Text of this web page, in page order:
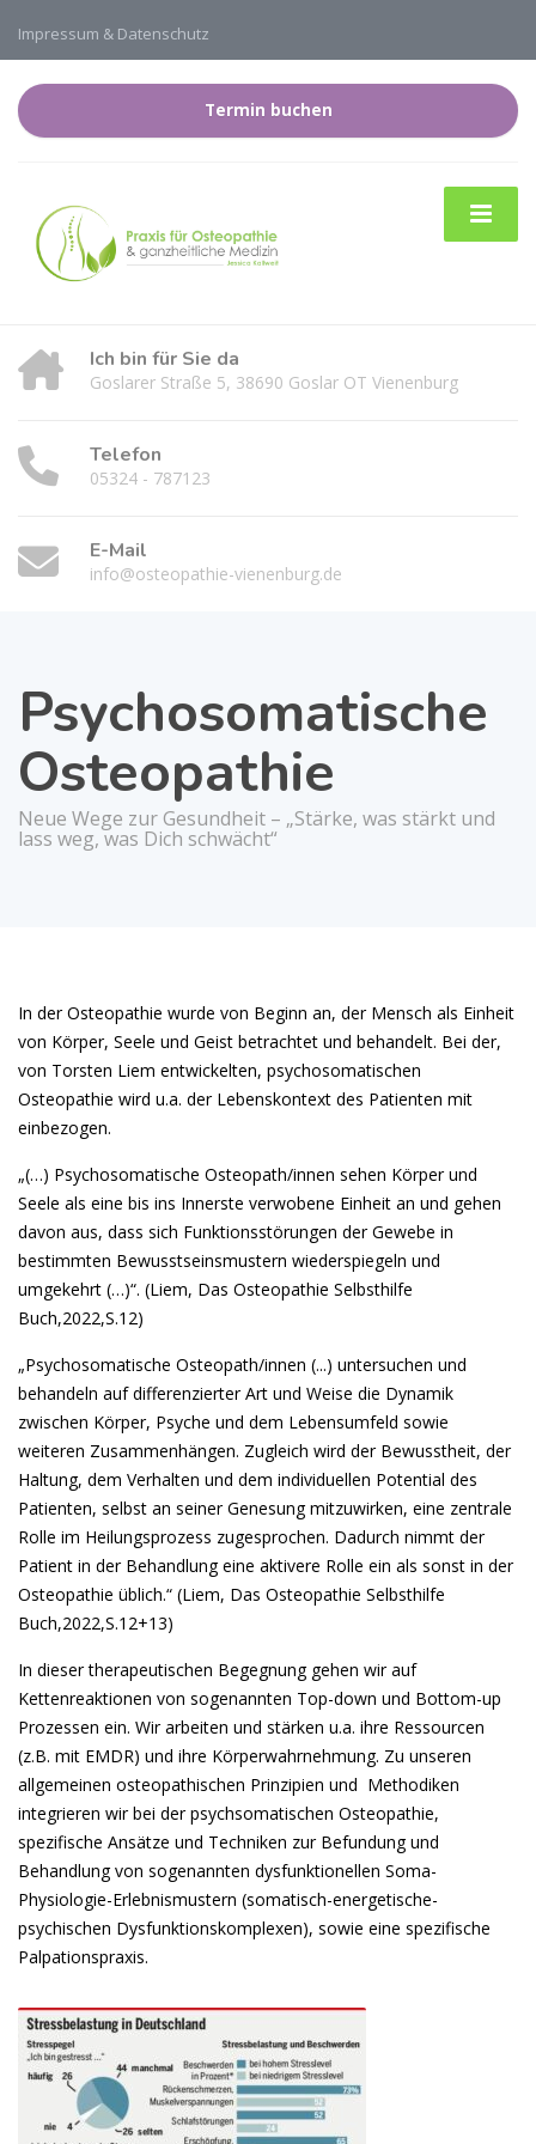
Impressum & Datenschutz
Termin buchen
Ich bin für Sie da
Goslarer Straße 5, 38690 Goslar OT Vienenburg
Telefon
05324 - 787123
E-Mail
info@osteopathie-vienenburg.de
Psychosomatische
Osteopathie
Neue Wege zur Gesundheit – „Stärke, was stärkt und
lass weg, was Dich schwächt“
In der Osteopathie wurde von Beginn an, der Mensch als Einheit
von Körper, Seele und Geist betrachtet und behandelt. Bei der,
von Torsten Liem entwickelten, psychosomatischen
Osteopathie wird u.a. der Lebenskontext des Patienten mit
einbezogen.
„(…) Psychosomatische Osteopath/innen sehen Körper und
Seele als eine bis ins Innerste verwobene Einheit an und gehen
davon aus, dass sich Funktionsstörungen der Gewebe in
bestimmten Bewusstseinsmustern wiederspiegeln und
umgekehrt (…)“. (Liem, Das Osteopathie Selbsthilfe
Buch,2022,S.12)
„Psychosomatische Osteopath/innen (...) untersuchen und
behandeln auf differenzierter Art und Weise die Dynamik
zwischen Körper, Psyche und dem Lebensumfeld sowie
weiteren Zusammenhängen. Zugleich wird der Bewusstheit, der
Haltung, dem Verhalten und dem individuellen Potential des
Patienten, selbst an seiner Genesung mitzuwirken, eine zentrale
Rolle im Heilungsprozess zugesprochen. Dadurch nimmt der
Patient in der Behandlung eine aktivere Rolle ein als sonst in der
Osteopathie üblich.“ (Liem, Das Osteopathie Selbsthilfe
Buch,2022,S.12+13)
In dieser therapeutischen Begegnung gehen wir auf
Kettenreaktionen von sogenannten Top-down und Bottom-up
Prozessen ein. Wir arbeiten und stärken u.a. ihre Ressourcen
(z.B. mit EMDR) und ihre Körperwahrnehmung. Zu unseren
allgemeinen osteopathischen Prinzipien und Methodiken
integrieren wir bei der psychsomatischen Osteopathie,
spezifische Ansätze und Techniken zur Befundung und
Behandlung von sogenannten dysfunktionellen Soma-
Physiologie-Erlebnismustern (somatisch-energetische-
psychischen Dysfunktionskomplexen), sowie eine spezifische
Palpationspraxis.